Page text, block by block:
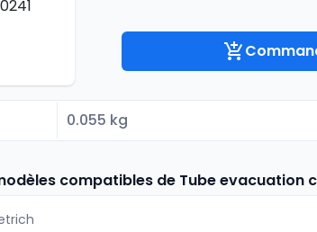
0.055 kg
compatibles de Tube evacuation